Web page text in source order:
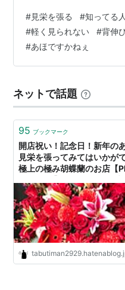
恰好を したいものですね
は市役所や銀行、歯科医
ボロジーンズは取り止め
以上のシャツに靴もやっ
難しいですがね(苦笑) そ
#見栄を張る #知ってる
#軽く見られない #背伸
#あほですかねぇ
ネットで話題
95 ブックマーク
開店祝い！記念日！新年の
見栄を張ってみてはいかが
極上の極み胡蝶蘭のお店【
い物紹介のコーナー